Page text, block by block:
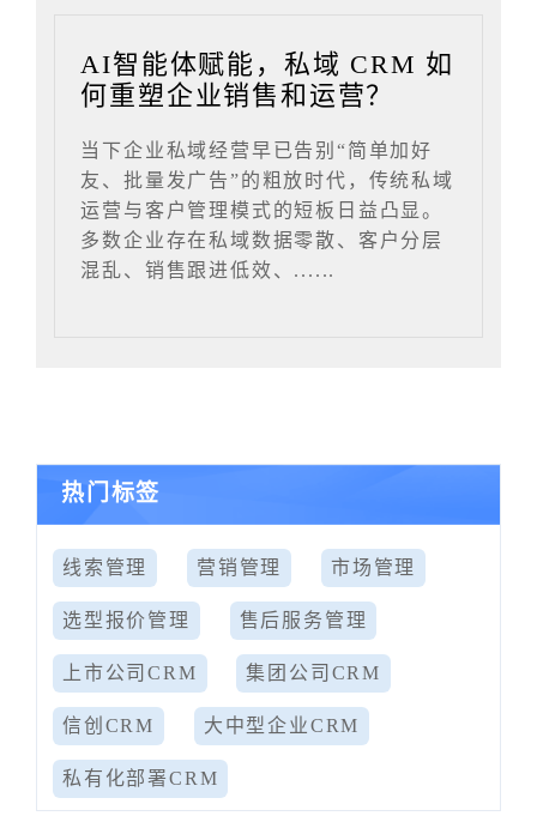
AI智能体赋能，私域 CRM 如
何重塑企业销售和运营？
当下企业私域经营早已告别“简单加好
友、批量发广告”的粗放时代，传统私域
运营与客户管理模式的短板日益凸显。
多数企业存在私域数据零散、客户分层
混乱、销售跟进低效、......
热门标签
线索管理 营销管理 市场管理
选型报价管理 售后服务管理
上市公司CRM 集团公司CRM
信创CRM 大中型企业CRM
私有化部署CRM